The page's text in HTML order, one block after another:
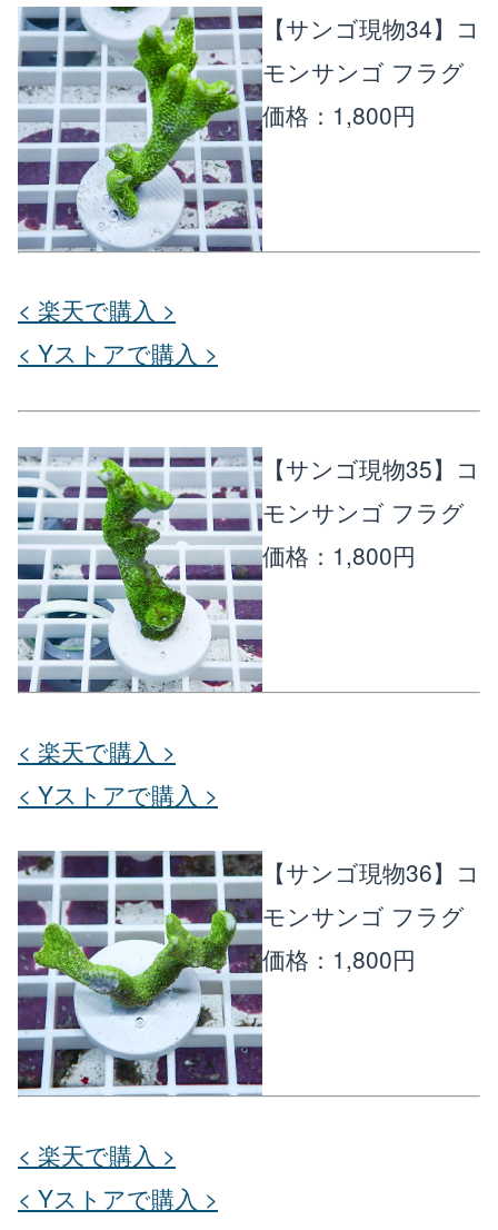
【サンゴ現物34】コ
モンサンゴ フラグ
価格：1,800円
< 楽天で購入 >
< Yストアで購入 >
【サンゴ現物35】コ
モンサンゴ フラグ
価格：1,800円
< 楽天で購入 >
< Yストアで購入 >
【サンゴ現物36】コ
モンサンゴ フラグ
価格：1,800円
< 楽天で購入 >
< Yストアで購入 >